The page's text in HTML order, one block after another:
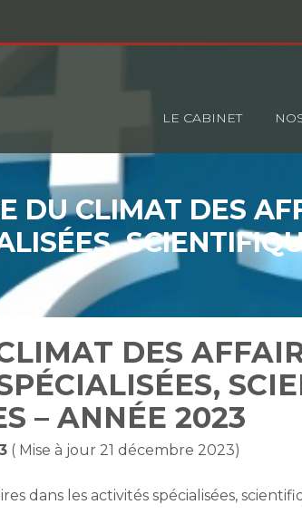
Principal
LE CABINET
DU CLIMAT DES
DES
– ANNÉE 2023
( Mise à jour 21 décembre 2023)
dans les activités spécialisées,